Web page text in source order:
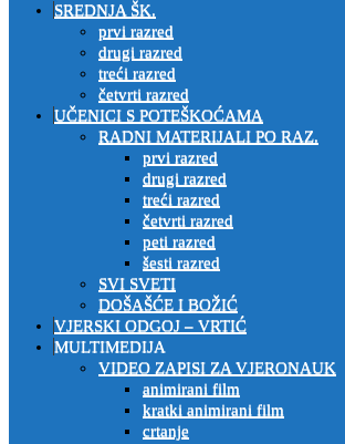
SREDNJA ŠK.
prvi razred
drugi razred
treći razred
četvrti razred
UČENICI S POTEŠKOĆAMA
RADNI MATERIJALI PO RAZ.
prvi razred
drugi razred
treći razred
četvrti razred
peti razred
šesti razred
SVI SVETI
DOŠAŠĆE I BOŽIĆ
VJERSKI ODGOJ – VRTIĆ
MULTIMEDIJA
VIDEO ZAPISI ZA VJERONAUK
animirani film
kratki animirani film
crtanje